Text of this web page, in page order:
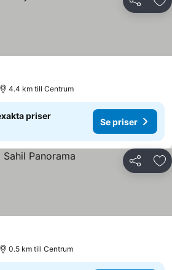
Dela
4.4 km till Centrum
priser
Se priser
Dela
0.5 km till Centrum